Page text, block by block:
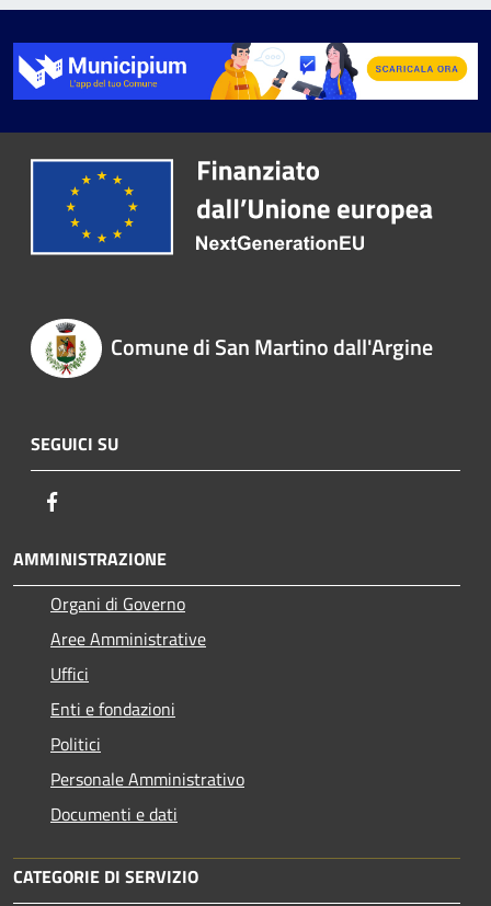
Comune di San Martino dall'Argine
SEGUICI SU
AMMINISTRAZIONE
Organi di Governo
Aree Amministrative
Uffici
Enti e fondazioni
Politici
Personale Amministrativo
Documenti e dati
CATEGORIE DI SERVIZIO